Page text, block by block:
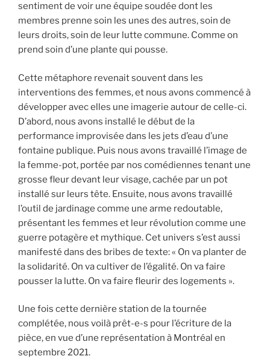
sentiment de voir une équipe soudée dont les
membres prenne soin les unes des autres, soin de
leurs droits, soin de leur lutte commune. Comme on
prend soin d’une plante qui pousse.
Cette métaphore revenait souvent dans les
interventions des femmes, et nous avons commencé à
développer avec elles une imagerie autour de celle-ci.
D’abord, nous avons installé le début de la
performance improvisée dans les jets d’eau d’une
fontaine publique. Puis nous avons travaillé l’image de
la femme-pot, portée par nos comédiennes tenant une
grosse fleur devant leur visage, cachée par un pot
installé sur leurs tête. Ensuite, nous avons travaillé
l’outil de jardinage comme une arme redoutable,
présentant les femmes et leur révolution comme une
guerre potagère et mythique. Cet univers s’est aussi
manifesté dans des bribes de texte: « On va planter de
la solidarité. On va cultiver de l’égalité. On va faire
pousser la lutte. On va faire fleurir des logements ».
Une fois cette dernière station de la tournée
complétée, nous voilà prêt-e-s pour l’écriture de la
pièce, en vue d’une représentation à Montréal en
septembre 2021.